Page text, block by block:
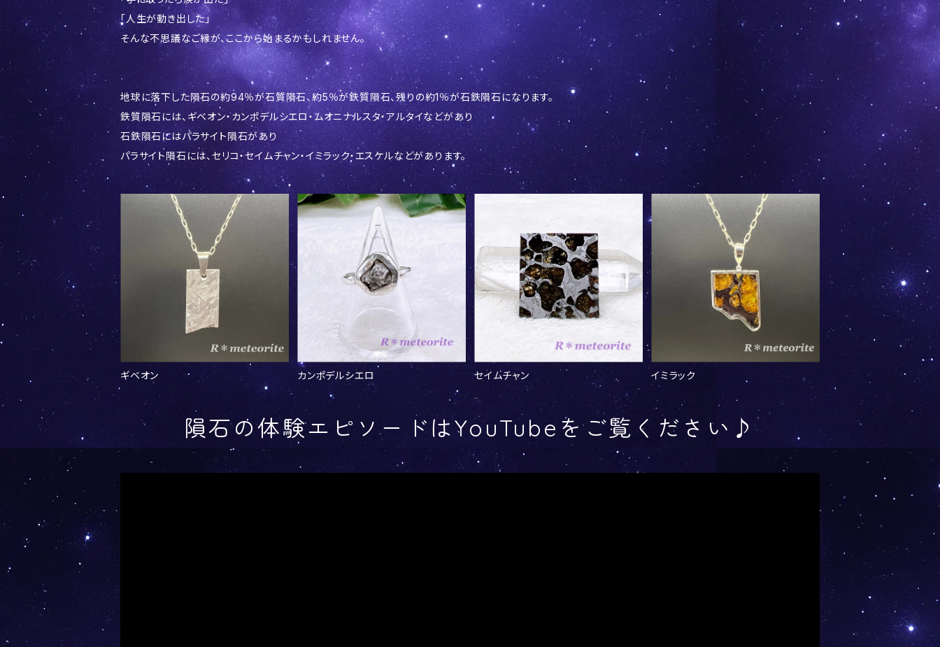
「人生が動き出した」
そんな不思議なご縁が、ここから始まるかもしれません。
地球に落下した隕石の約94％が石質隕石、約5％が鉄質隕石、残りの約1％が石鉄隕石になります。
鉄質隕石には、ギベオン・カンポデルシエロ・ムオニナルスタ・アルタイなどがあり
石鉄隕石にはパラサイト隕石があり
パラサイト隕石には、セリコ・セイムチャン・イミラック・エスケルなどがあります。
ギベオン カンポデルシエロ セイムチャン イミラック
隕石の体験エピソードはYouTubeをご覧ください♪